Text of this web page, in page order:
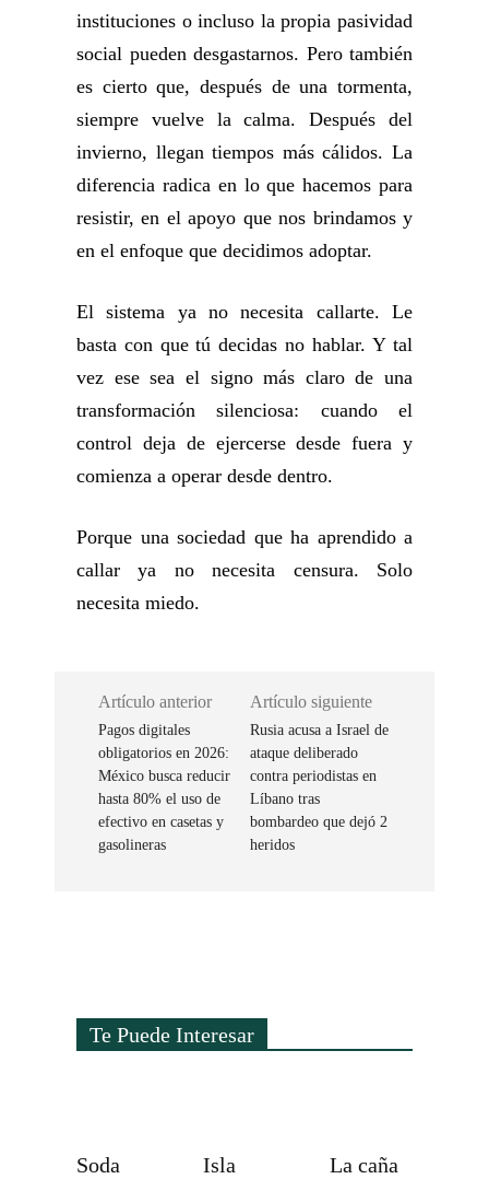
instituciones o incluso la propia pasividad
social pueden desgastarnos. Pero también
es cierto que, después de una tormenta,
siempre vuelve la calma. Después del
invierno, llegan tiempos más cálidos. La
diferencia radica en lo que hacemos para
resistir, en el apoyo que nos brindamos y
en el enfoque que decidimos adoptar.
El sistema ya no necesita callarte. Le
basta con que tú decidas no hablar. Y tal
vez ese sea el signo más claro de una
transformación silenciosa: cuando el
control deja de ejercerse desde fuera y
comienza a operar desde dentro.
Porque una sociedad que ha aprendido a
callar ya no necesita censura. Solo
necesita miedo.
Artículo anterior
Pagos digitales
obligatorios en 2026:
México busca reducir
hasta 80% el uso de
efectivo en casetas y
gasolineras
Artículo siguiente
Rusia acusa a Israel de
ataque deliberado
contra periodistas en
Líbano tras
bombardeo que dejó 2
heridos
Te Puede Interesar
Soda
Isla
La caña